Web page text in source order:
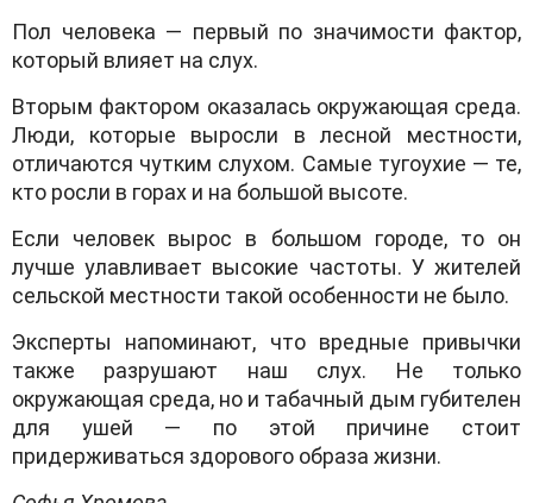
Пол человека — первый по значимости фактор,
который влияет на слух.
Вторым фактором оказалась окружающая среда.
Люди, которые выросли в лесной местности,
отличаются чутким слухом. Самые тугоухие — те,
кто росли в горах и на большой высоте.
Если человек вырос в большом городе, то он
лучше улавливает высокие частоты. У жителей
сельской местности такой особенности не было.
Эксперты напоминают, что вредные привычки
также разрушают наш слух. Не только
окружающая среда, но и табачный дым губителен
для ушей — по этой причине стоит
придерживаться здорового образа жизни.